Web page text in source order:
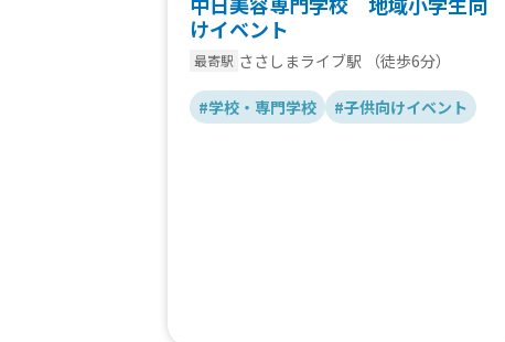
けイベント
最寄駅 ささしまライブ駅 （徒歩6分）
#学校・専門学校 #子供向けイベント